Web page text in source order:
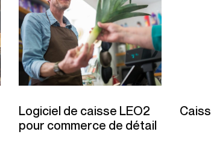
Logiciel de caisse LEO2
pour commerce de détail